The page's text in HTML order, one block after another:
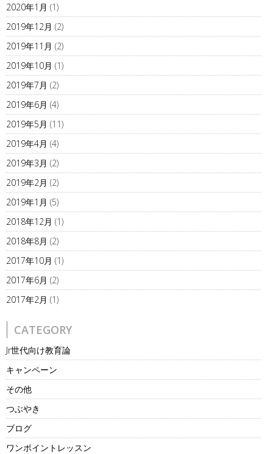
2020年1月 (1)
2019年12月 (2)
2019年11月 (2)
2019年10月 (1)
2019年7月 (2)
2019年6月 (4)
2019年5月 (11)
2019年4月 (4)
2019年3月 (2)
2019年2月 (2)
2019年1月 (5)
2018年12月 (1)
2018年8月 (2)
2017年10月 (1)
2017年6月 (2)
2017年2月 (1)
CATEGORY
Jr世代向け教育論
キャンペーン
その他
つぶやき
ブログ
ワンポイントレッスン